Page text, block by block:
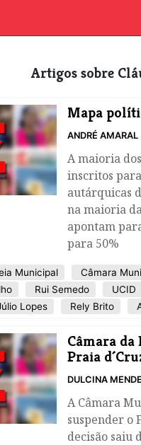
Artigos sobre
Mapa
ANDRÉ AMARAL
A maioria
inscritos
autárquicas
na maioria
apontam
para 50%
Municipal Câmara
Rui Semedo UCID
Lopes Rely Brito
​Câmara da
Praia
DULCINA
A Câmara
suspender o
decisão saiu